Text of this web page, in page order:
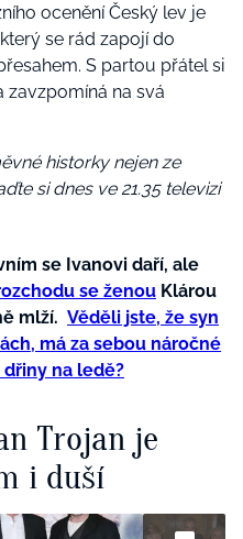
ocenění Český lev je
který se rád zapojí do
S partou přátel si
zavzpomíná na svá
historky nejen ze
si dnes ve 21.35 televizi
se Ivanovi daří, ale
se ženou Klárou
mlží. Věděli jste, že syn
má za sebou náročné
na ledě?
Trojan je
i duší